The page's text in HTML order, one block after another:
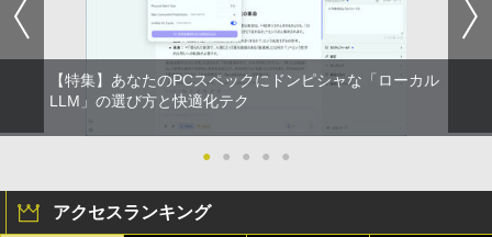
【特集】あなたのPCスペックにドンピシャな「ローカル
LLM」の選び方と快適化テク
● ● ● ● ●
アクセスランキング